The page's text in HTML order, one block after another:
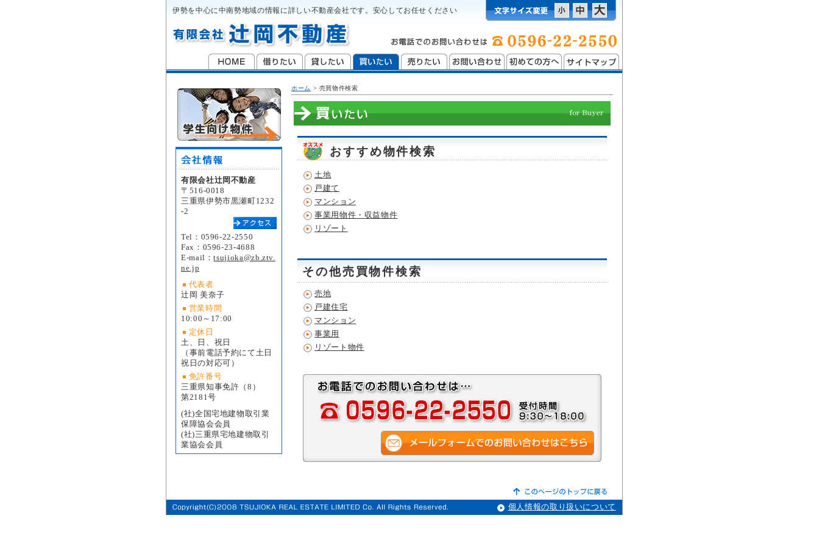
伊勢を中心に中南勢地域の情報に詳しい不動産会社です。安心してお任せください
有限会社辻岡不動産
〒516-0018
三重県伊勢市黒瀬町1232
-2
Tel：0596-22-2550
Fax：0596-23-4688
E-mail：tsujioka@zb.ztv.
ne.jp
代表者
辻岡 美奈子
営業時間
10:00～17:00
定休日
土、日、祝日
（事前電話予約にて土日
祝日の対応可）
免許番号
三重県知事免許（8）
第2181号
(社)全国宅地建物取引業
保障協会会員
(社)三重県宅地建物取引
業協会会員
ホーム > 売買物件検索
おすすめ物件検索
土地
戸建て
マンション
事業用物件・収益物件
リゾート
その他売買物件検索
売地
戸建住宅
マンション
事業用
リゾート物件
個人情報の取り扱いについて